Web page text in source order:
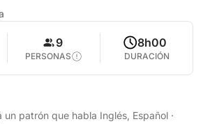
9
PERSONAS
8h00
DURACIÓN
un patrón que habla Inglés, Español ·